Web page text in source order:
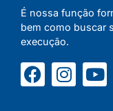
É nossa função
bem como buscar
execução.